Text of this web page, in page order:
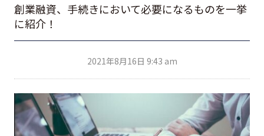
創業融資、手続きにおいて必要になるものを一挙
に紹介！
2021年8月16日 9:43 am